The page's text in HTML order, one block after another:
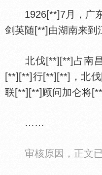
1926[**]7月，广东
剑英随[**]由湖南来到
北伐[**][**]占南昌
[**][**]行[**][**]，北
联[**][**]顾问加仑将
……
审核原因，正文已